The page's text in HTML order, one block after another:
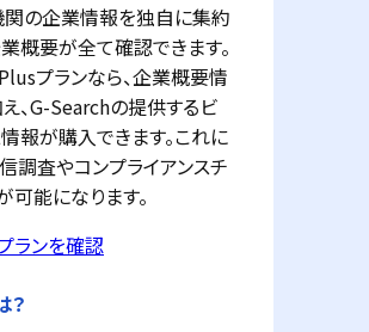
の企業情報を独自に集約
概要が全て確認できます。
プランなら、企業概要情
、G-Searchの提供するビ
報が購入できます。これに
調査やコンプライアンスチ
可能になります。
ランを確認
？